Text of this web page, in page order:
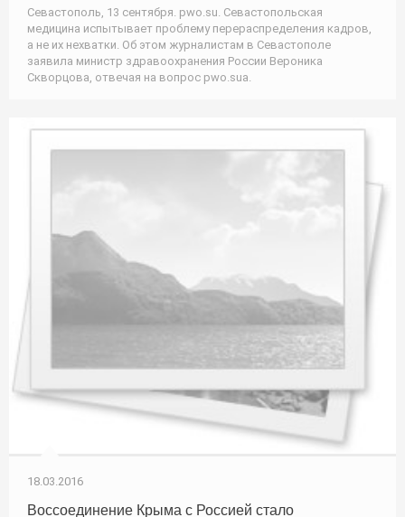
Севастополь, 13 сентября. pwo.su. Севастопольская
медицина испытывает проблему перераспределения кадров,
а не их нехватки. Об этом журналистам в Севастополе
заявила министр здравоохранения России Вероника
Скворцова, отвечая на вопрос pwo.suа.
18.03.2016
Воссоединение Крыма с Россией стало